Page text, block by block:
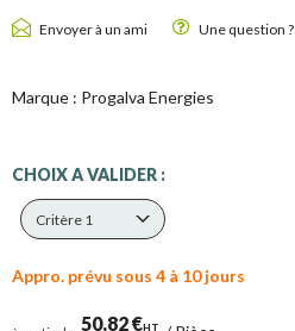
Envoyer à un ami Une question ?
Marque : Progalva Energies
CHOIX A VALIDER :
Critère 1
Appro. prévu sous 4 à 10 jours
50,82 €HT